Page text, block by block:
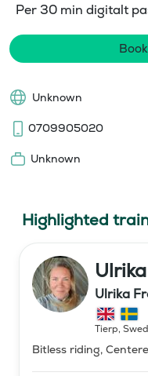
Per 30 min digitalt
Unknown
0709905020
Unknown
Highlighted
Ulrika
Tierp,
Bitless riding,